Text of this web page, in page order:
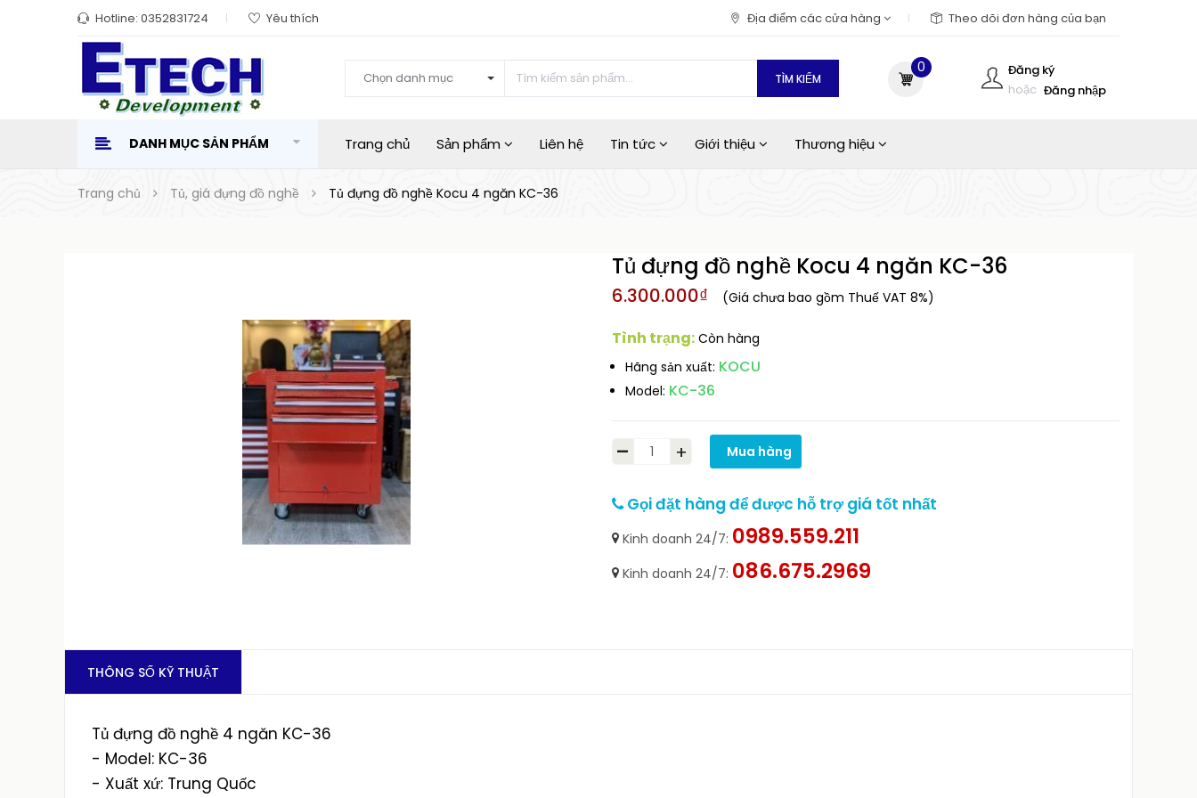
Hotline: 0352831724 Yêu thích Địa điểm các cửa hàng Theo dõi đơn hàng của bạn
Chọn danh mục TÌM KIẾM
Đăng ký
hoặc Đăng nhập
0
DANH MỤC SẢN PHẨM Trang chủ Sản phẩm Liên hệ Tin tức Giới thiệu Thương hiệu
Trang chủ Tủ, giá đựng đồ nghề Tủ đựng đồ nghề Kocu 4 ngăn KC-36
Tủ đựng đồ nghề Kocu 4 ngăn KC-36
6.300.000₫ (Giá chưa bao gồm Thuế VAT 8%)
Tình trạng: Còn hàng
Hãng sản xuất: KOCU
Model: KC-36
- + Mua hàng
Gọi đặt hàng để được hỗ trợ giá tốt nhất
Kinh doanh 24/7: 0989.559.211
Kinh doanh 24/7: 086.675.2969
THÔNG SỐ KỸ THUẬT
Tủ đựng đồ nghề 4 ngăn KC-36
- Model: KC-36
- Xuất xứ: Trung Quốc